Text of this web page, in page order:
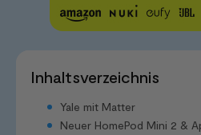
Inhaltsverzeichnis
Yale mit Matter
Neuer HomePod Mini 2 &